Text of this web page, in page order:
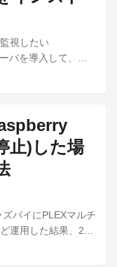
視したい
バを導入して、約
システム停止して
止)した場
パイにPLEXマルチ
運用した結果、2〜
遭遇しています。